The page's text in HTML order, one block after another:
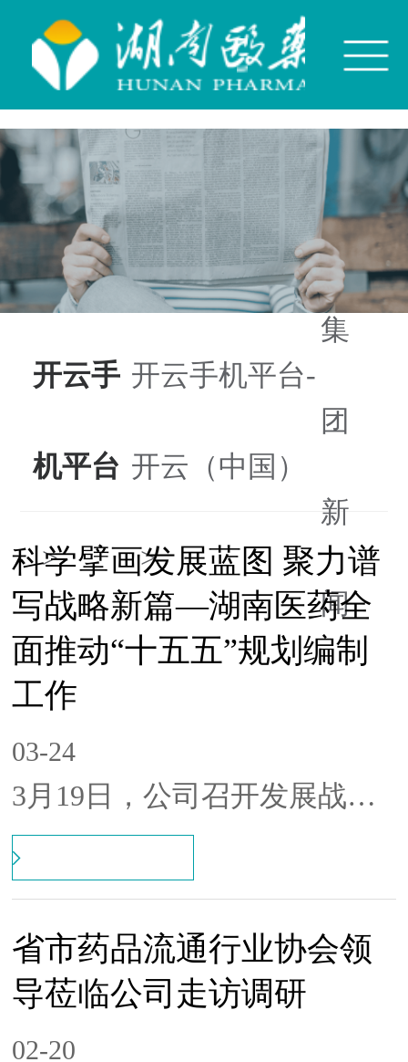
开云手
机平台
开云手机平台-
开云（中国）
集
团
新
闻
科学擘画发展蓝图 聚力谱
写战略新篇—湖南医药全
面推动“十五五”规划编制
工作
03-24
3月19日，公司召开发展战略
暨“十五五”规划编制专题调度
会，全面推动新一轮战略谋划
理谭丰出席并讲话，党委委
员、副总经理周先成主持会
议，总部各部门及分子公司负
省市药品流通行业协会领
导莅临公司走访调研
02-20